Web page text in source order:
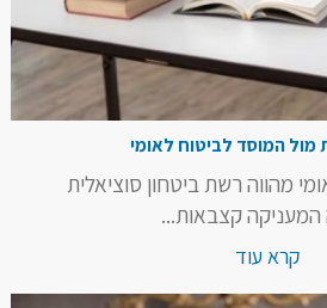
מול המוסד לביטוח לאומי
מהווה רשת ביטחון סוציאלית
קצבאות...
קרא עוד